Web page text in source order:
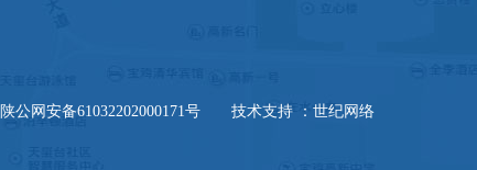
陕公网安备61032202000171号 技术支持 ：世纪网络